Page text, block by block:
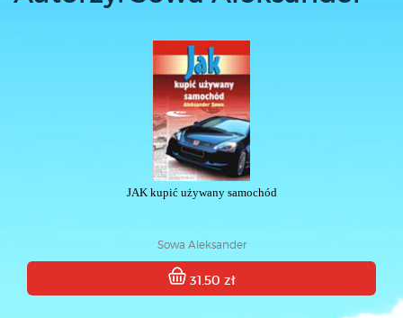
JAK kupić używany samochód
Sowa Aleksander
31.50 zł